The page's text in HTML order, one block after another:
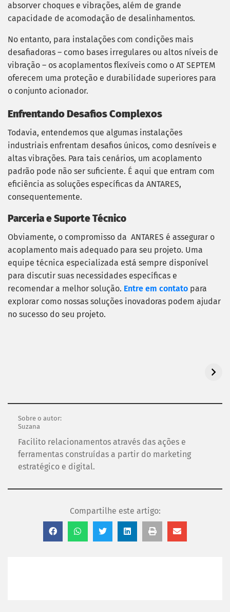
absorver choques e vibrações, além de grande
capacidade de acomodação de desalinhamentos.
No entanto, para instalações com condições mais
desafiadoras – como bases irregulares ou altos níveis de
vibração – os acoplamentos flexíveis como o AT SEPTEM
oferecem uma proteção e durabilidade superiores para
o conjunto acionador.
Enfrentando Desafios Complexos
Todavia, entendemos que algumas instalações
industriais enfrentam desafios únicos, como desníveis e
altas vibrações. Para tais cenários, um acoplamento
padrão pode não ser suficiente. É aqui que entram com
eficiência as soluções específicas da ANTARES,
consequentemente.
Parceria e Suporte Técnico
Obviamente, o compromisso da ANTARES é assegurar o
acoplamento mais adequado para seu projeto. Uma
equipe técnica especializada está sempre disponível
para discutir suas necessidades específicas e
recomendar a melhor solução. Entre em contato para
explorar como nossas soluções inovadoras podem ajudar
no sucesso do seu projeto.
Sobre o autor:
Suzana
Facilito relacionamentos através das ações e
ferramentas construídas a partir do marketing
estratégico e digital.
Compartilhe este artigo: